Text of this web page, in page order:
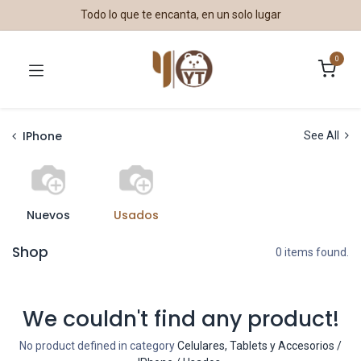
Todo lo que te encanta, en un solo lugar
0
IPhone See All
Nuevos Usados
Shop 0 items found.
We couldn't find any product!
No product defined in categoryCelulares, Tablets y Accesorios /